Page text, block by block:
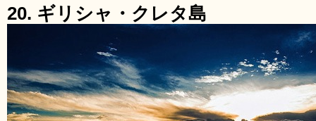
20. ギリシャ・クレタ島